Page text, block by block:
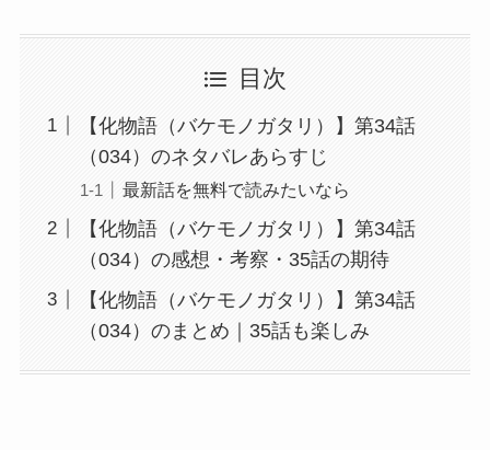
目次
【化物語（バケモノガタリ）】第34話
（034）のネタバレあらすじ
最新話を無料で読みたいなら
【化物語（バケモノガタリ）】第34話
（034）の感想・考察・35話の期待
【化物語（バケモノガタリ）】第34話
（034）のまとめ｜35話も楽しみ